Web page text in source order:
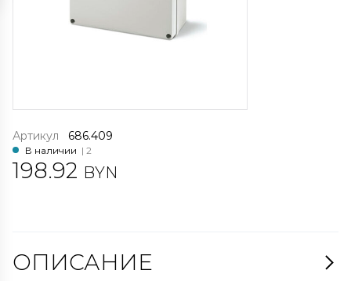
Артикул 686.409
В наличии | 2
198.92 BYN
ОПИСАНИЕ